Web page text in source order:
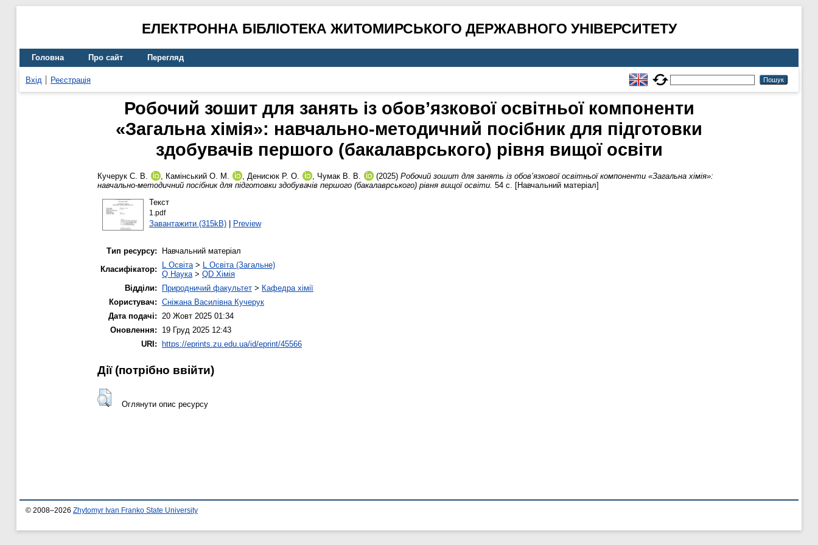
ЕЛЕКТРОННА БІБЛІОТЕКА ЖИТОМИРСЬКОГО ДЕРЖАВНОГО УНІВЕРСИТЕТУ
Головна Про сайт Перегляд
Вхід Реєстрація
Робочий зошит для занять із обов’язкової освітньої компоненти
«Загальна хімія»: навчально-методичний посібник для підготовки
здобувачів першого (бакалаврського) рівня вищої освіти
Кучерук С. В. , Камінський О. М. , Денисюк Р. О. , Чумак В. В. (2025) Робочий зошит для занять із обов’язкової освітньої компоненти «Загальна хімія»:
навчально-методичний посібник для підготовки здобувачів першого (бакалаврського) рівня вищої освіти. 54 с. [Навчальний матеріал]
Текст
1.pdf
Завантажити (315kB)| Preview
Тип ресурсу:
Навчальний матеріал
Класифікатор:
L Освіта> L Освіта (Загальне)
Q Наука> QD Хімія
Відділи:
Природничий факультет > Кафедра хімії
Користувач: Сніжана Василівна Кучерук
Дата подачі: 20 Жовт 2025 01:34
Оновлення:
19 Груд 2025 12:43
URI:
https://eprints.zu.edu.ua/id/eprint/45566
Дії ​​(потрібно ввійти)
Оглянути опис ресурсу
© 2008–2026 Zhytomyr Ivan Franko State University